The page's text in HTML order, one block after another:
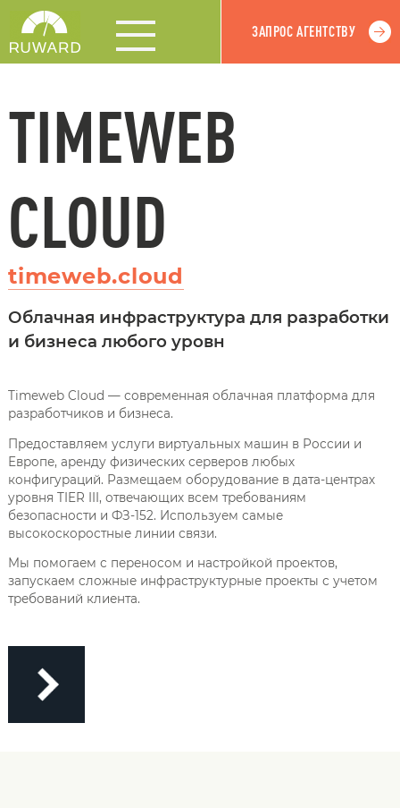
ЗАПРОС АГЕНТСТВУ
TIMEWEB
CLOUD
timeweb.cloud
Облачная инфраструктура для разработки
и бизнеса любого уровн
Timeweb Cloud — современная облачная платформа для
разработчиков и бизнеса.
Предоставляем услуги виртуальных машин в России и
Европе, аренду физических серверов любых
конфигураций. Размещаем оборудование в дата-центрах
уровня TIER III, отвечающих всем требованиям
безопасности и ФЗ-152. Используем самые
высокоскоростные линии связи.
Мы помогаем с переносом и настройкой проектов,
запускаем сложные инфраструктурные проекты с учетом
требований клиента.